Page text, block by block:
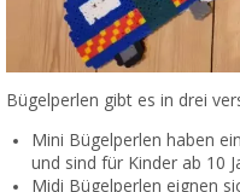
Bügelperlen gibt es in drei
Mini Bügelperlen haben
und sind für Kinder ab 10
Midi Bügelperlen eignen